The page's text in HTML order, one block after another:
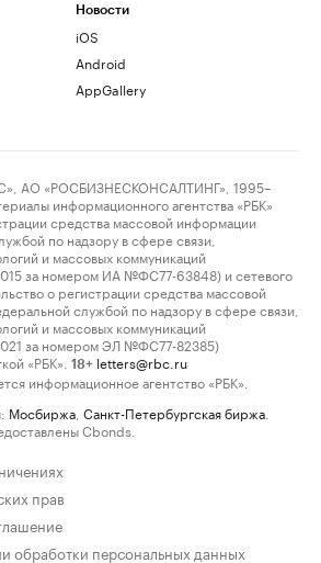
Новости
iOS
Android
AppGallery
АО «РОСБИЗНЕСКОНСАЛТИНГ», 1995–
информационного агентства «РБК»
средства массовой информации
по надзору в сфере связи,
и массовых коммуникаций
за номером ИА №ФС77-63848) и сетевого
о регистрации средства массовой
службой по надзору в сфере связи,
и массовых коммуникаций
за номером ЭЛ №ФС77-82385)
«РБК».
18+ letters@rbc.ru
информационное агентство «РБК».
Мосбиржа Санкт-Петербургская биржа
Cbonds.
прав
обработки персональных данных